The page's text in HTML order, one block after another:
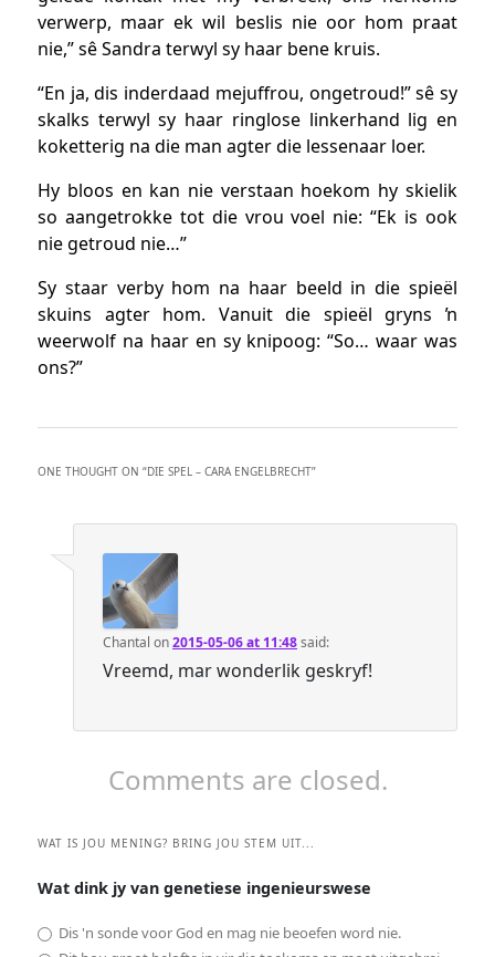
verwerp, maar ek wil beslis nie oor hom praat
nie,” sê Sandra terwyl sy haar bene kruis.
“En ja, dis inderdaad mejuffrou, ongetroud!” sê sy
skalks terwyl sy haar ringlose linkerhand lig en
koketterig na die man agter die lessenaar loer.
Hy bloos en kan nie verstaan hoekom hy skielik
so aangetrokke tot die vrou voel nie: “Ek is ook
nie getroud nie…”
Sy staar verby hom na haar beeld in die spieël
skuins agter hom. Vanuit die spieël gryns ŉ
weerwolf na haar en sy knipoog: “So… waar was
ons?”
ONE THOUGHT ON “DIE SPEL – CARA ENGELBRECHT”
Chantal on2015-05-06 at 11:48said:
Vreemd, mar wonderlik geskryf!
Comments are closed.
WAT IS JOU MENING? BRING JOU STEM UIT...
Wat dink jy van genetiese ingenieurswese
Dis 'n sonde voor God en mag nie beoefen word nie.